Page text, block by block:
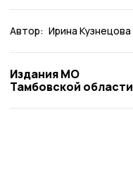
Автор: Ирина Кузнецова
Издания МО
Тамбовской области